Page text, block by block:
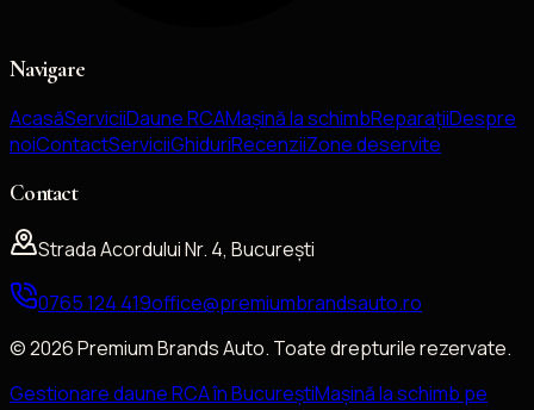
Navigare
AcasăServiciiDaune RCAMașină la schimbReparațiiDespre
noiContactServiciiGhiduriRecenziiZone deservite
Contact
Strada Acordului Nr. 4, București
0765 124 419office@premiumbrandsauto.ro
©2026Premium Brands Auto. Toate drepturile rezervate.
Gestionare daune RCA în BucureștiMașină la schimb pe